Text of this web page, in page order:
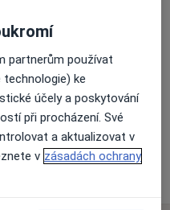
otevře v nové záložce
není aktivní
partnerům používat
technologie) ke
účely a poskytování
při procházení. Své
a aktualizovat v
v zásadách ochrany